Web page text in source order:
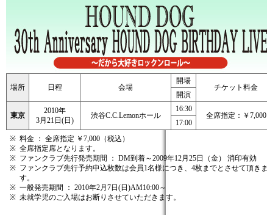
場所 日程 会場
開場
チケット料金
開演
東京
2010年
3月21日(日)
渋谷C.C.Lemonホール
16:30
全席指定：￥7,000
17:00
※ 料金 ： 全席指定 ￥7,000（税込）
※ 全席指定席となります。
※ ファンクラブ先行発売期間 ： DM到着～2009年12月25日（金） 消印有効
※ ファンクラブ先行予約申込枚数は会員1名様につき、4枚までとさせて頂きま
す。
※ 一般発売期間 ： 2010年2月7日(日)AM10:00～
※ 未就学児のご入場はお断りさせていただきます。